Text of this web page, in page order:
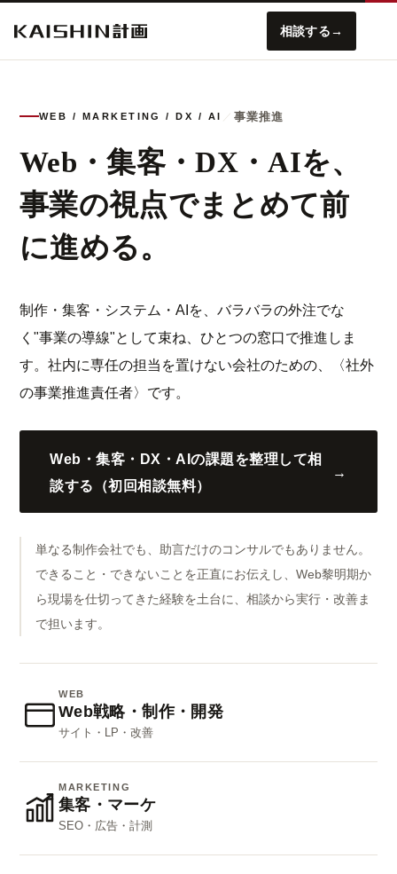
相談する →
WEB / MARKETING / DX / AI ／事業推進
Web・集客・DX・AIを、
事業の視点でまとめて前
に進める。
制作・集客・システム・AIを、バラバラの外注でな
く"事業の導線"として束ね、ひとつの窓口で推進しま
す。社内に専任の担当を置けない会社のための、〈社外
の事業推進責任者〉です。
Web・集客・DX・AIの課題を整理して相
談する（初回相談無料）
→
単なる制作会社でも、助言だけのコンサルでもありません。
できること・できないことを正直にお伝えし、Web黎明期か
ら現場を仕切ってきた経験を土台に、相談から実行・改善ま
で担います。
WEB
Web戦略・制作・開発
サイト・LP・改善
MARKETING
集客・マーケ
SEO・広告・計測